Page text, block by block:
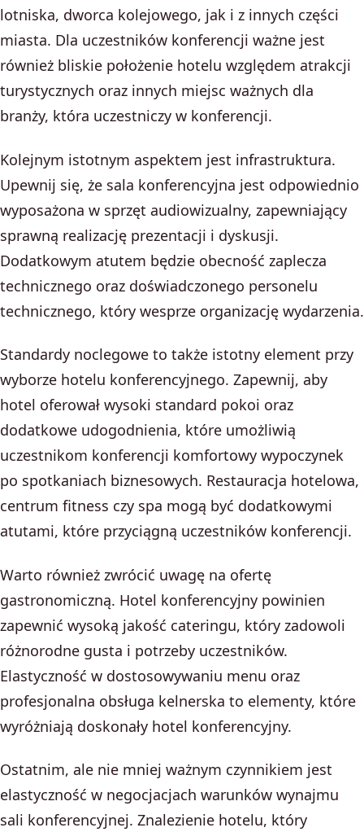
lotniska, dworca kolejowego, jak i z innych części
miasta. Dla uczestników konferencji ważne jest
również bliskie położenie hotelu względem atrakcji
turystycznych oraz innych miejsc ważnych dla
branży, która uczestniczy w konferencji.
Kolejnym istotnym aspektem jest infrastruktura.
Upewnij się, że sala konferencyjna jest odpowiednio
wyposażona w sprzęt audiowizualny, zapewniający
sprawną realizację prezentacji i dyskusji.
Dodatkowym atutem będzie obecność zaplecza
technicznego oraz doświadczonego personelu
technicznego, który wesprze organizację wydarzenia.
Standardy noclegowe to także istotny element przy
wyborze hotelu konferencyjnego. Zapewnij, aby
hotel oferował wysoki standard pokoi oraz
dodatkowe udogodnienia, które umożliwią
uczestnikom konferencji komfortowy wypoczynek
po spotkaniach biznesowych. Restauracja hotelowa,
centrum fitness czy spa mogą być dodatkowymi
atutami, które przyciągną uczestników konferencji.
Warto również zwrócić uwagę na ofertę
gastronomiczną. Hotel konferencyjny powinien
zapewnić wysoką jakość cateringu, który zadowoli
różnorodne gusta i potrzeby uczestników.
Elastyczność w dostosowywaniu menu oraz
profesjonalna obsługa kelnerska to elementy, które
wyróżniają doskonały hotel konferencyjny.
Ostatnim, ale nie mniej ważnym czynnikiem jest
elastyczność w negocjacjach warunków wynajmu
sali konferencyjnej. Znalezienie hotelu, który